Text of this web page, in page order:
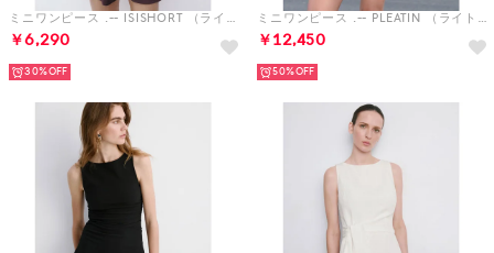
ミニワンピース .-- ISISHORT （ライラック）
￥6,290
30%
ミニワンピース .-- PLEATIN （ライトベージュ）
￥12,450
50%